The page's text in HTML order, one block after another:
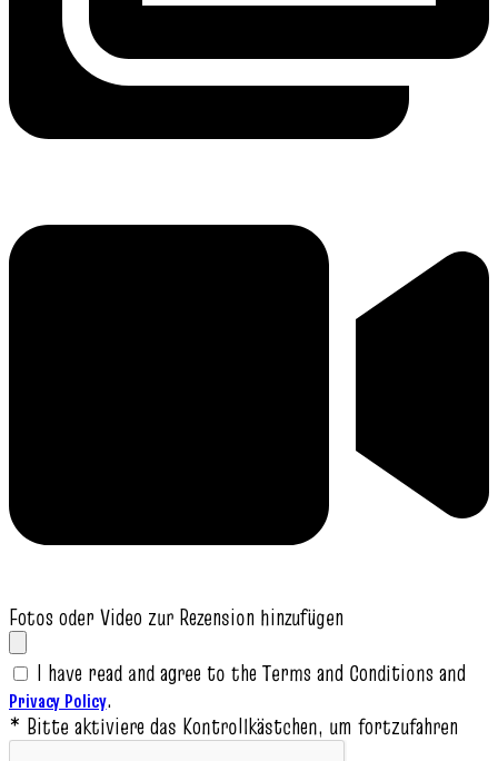
Fotos oder Video zur Rezension hinzufügen
I have read and agree to the Terms and Conditions and
Privacy Policy.
* Bitte aktiviere das Kontrollkästchen, um fortzufahren